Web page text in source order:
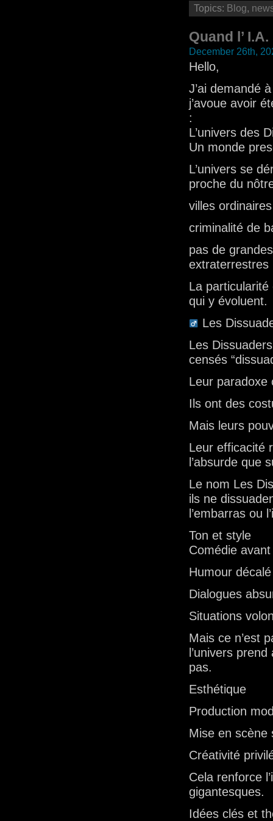
Topics: Blog,
Quand l’
December 26th,
Hello,
J’ai demandé
j’avoue avoir
:
L’univers des
Un monde
L’univers se
proche du
villes ordinaires
criminalité de
pas de
extraterrestres
La particularité
qui y évoluent.
Les
Les
censés
Leur paradoxe
Ils ont des
Mais leurs
Leur efficacité
l’absurde que
Le nom Les
ils ne
l’embarras ou
Ton et style
Comédie
Humour décalé
Dialogues
Situations
Mais ce n’est
l’univers
pas.
Esthétique
Production
Mise en scène
Créativité
Cela renforce
gigantesques.
Idées clés et